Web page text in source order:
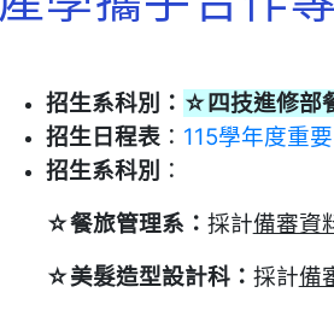
招生系科別： ☆四技進修部
招生日程表： 115學年度重
招生系科別 ：
☆餐旅管理系： 採計備審資
☆美髮造型設計科： 採計備